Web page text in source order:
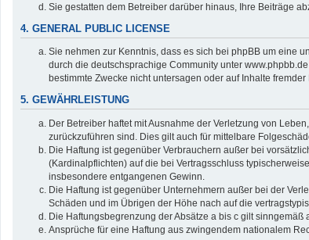
Sie gestatten dem Betreiber darüber hinaus, Ihre Beiträge
4. GENERAL PUBLIC LICENSE
Sie nehmen zur Kenntnis, dass es sich bei phpBB um eine
durch die deutschsprachige Community unter
bestimmte Zwecke nicht untersagen oder auf Inhalte
5. GEWÄHRLEISTUNG
Der Betreiber haftet mit Ausnahme der Verletzung von
zurückzuführen sind. Dies gilt auch für mittelbare
Die Haftung ist gegenüber Verbrauchern außer bei
(Kardinalpflichten) auf die bei Vertragsschluss
insbesondere entgangenen Gewinn.
Die Haftung ist gegenüber Unternehmern außer bei der
Schäden und im Übrigen der Höhe nach auf die
Die Haftungsbegrenzung der Absätze a bis c gilt
Ansprüche für eine Haftung aus zwingendem nationalem